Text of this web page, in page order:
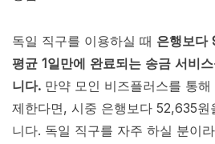
독일 직구를 이용하실 때 은행보다
평균 1일만에 완료되는 송금 서비
니다. 만약 모인 비즈플러스를 통
제한다면, 시중 은행보다 52,635
니다. 독일 직구를 자주 하실 분이